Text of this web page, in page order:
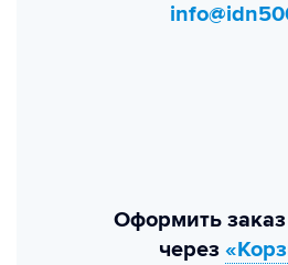
Оформить
через